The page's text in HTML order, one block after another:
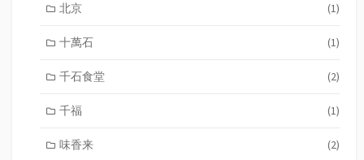
北京 (1)
十萬石 (1)
千石食堂 (2)
千福 (1)
味香来 (2)